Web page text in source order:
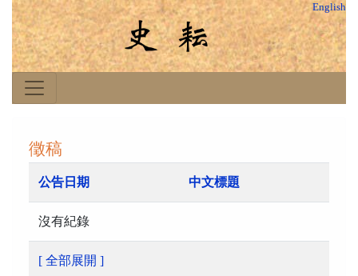
English
徵稿
公告日期 中文標題
沒有紀錄
[ 全部展開 ]